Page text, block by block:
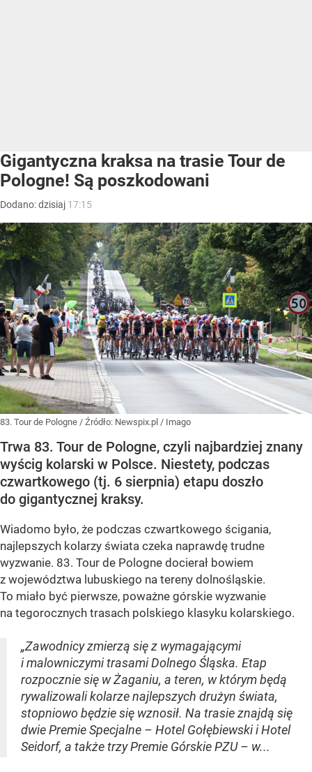
Gigantyczna kraksa na trasie Tour de
Pologne! Są poszkodowani
Dodano:dzisiaj 17:15
83. Tour de Pologne / Źródło: Newspix.pl / Imago
Trwa 83. Tour de Pologne, czyli najbardziej znany
wyścig kolarski w Polsce. Niestety, podczas
czwartkowego (tj. 6 sierpnia) etapu doszło
do gigantycznej kraksy.
Wiadomo było, że podczas czwartkowego ścigania,
najlepszych kolarzy świata czeka naprawdę trudne
wyzwanie. 83. Tour de Pologne docierał bowiem
z województwa lubuskiego na tereny dolnośląskie.
To miało być pierwsze, poważne górskie wyzwanie
na tegorocznych trasach polskiego klasyku kolarskiego.
„Zawodnicy zmierzą się z wymagającymi
i malowniczymi trasami Dolnego Śląska. Etap
rozpocznie się w Żaganiu, a teren, w którym będą
rywalizowali kolarze najlepszych drużyn świata,
stopniowo będzie się wznosił. Na trasie znajdą się
dwie Premie Specjalne – Hotel Gołębiewski i Hotel
Seidorf, a także trzy Premie Górskie PZU – w...